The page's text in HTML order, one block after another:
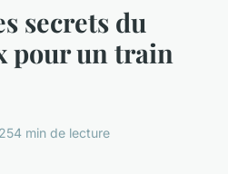
secrets du
pour un train
4 min de lecture